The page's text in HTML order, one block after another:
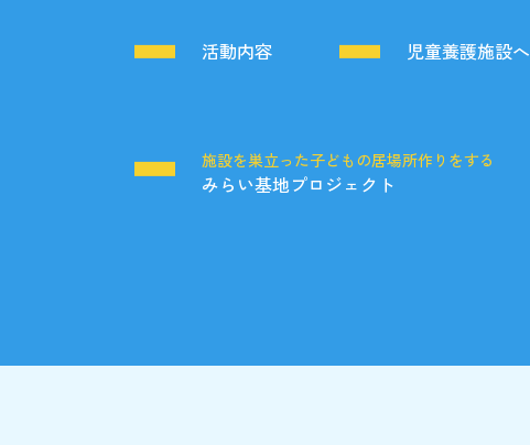
活動内容 児童養護施設
施設を巣立った子どもの居場所作りをする
みらい基地プロジェクト